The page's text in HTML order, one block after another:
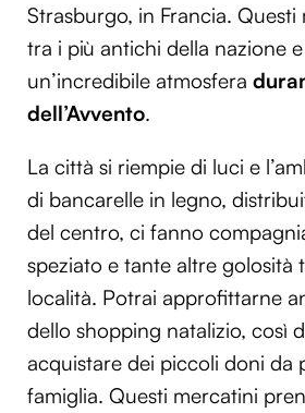
Strasburgo, in Francia.
tra i più antichi della nazione
un’incredibile atmosfera
dell’Avvento.
La città si riempie di luci e
di bancarelle in legno,
del centro, ci fanno
speziato e tante altre golosità
località. Potrai approfittarne
dello shopping natalizio, così
acquistare dei piccoli doni da
famiglia. Questi mercatini